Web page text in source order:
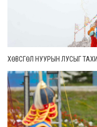
ХӨВСГӨЛ НУУРЫН ЛУСЫГ